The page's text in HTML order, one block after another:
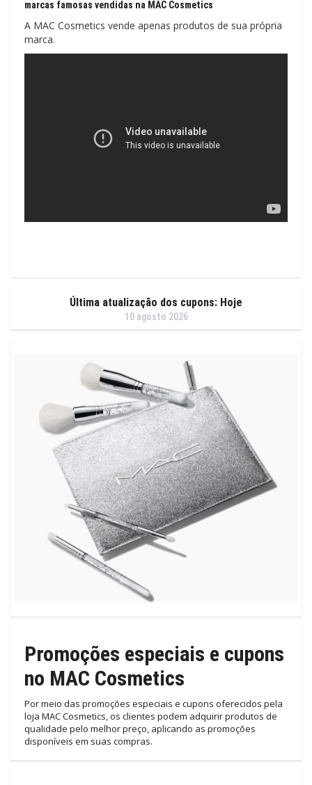
marcas famosas vendidas na MAC Cosmetics
A MAC Cosmetics vende apenas produtos de sua própria
marca.
Última atualização dos cupons: Hoje
10 agosto 2026
Promoções especiais e cupons
no MAC Cosmetics
Por meio das promoções especiais e cupons oferecidos pela
loja MAC Cosmetics, os clientes podem adquirir produtos de
qualidade pelo melhor preço, aplicando as promoções
disponíveis em suas compras.